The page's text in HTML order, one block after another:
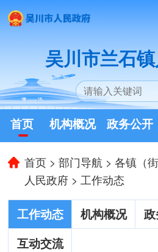
吴川市兰石
首页 机构概况 政务公开
首页 >部门导航 >各镇（街
人民政府 > 工作动态
工作动态 机构概况
互动交流